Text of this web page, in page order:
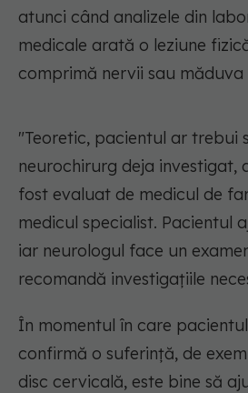
atunci când analizele din
medicale arată o leziune
comprimă nervii sau măduva
"Teoretic, pacientul ar trebui
neurochirurg deja investigat,
fost evaluat de medicul de
medicul specialist. Pacientul
iar neurologul face un
recomandă investigațiile
În momentul în care
confirmă o suferință, de
disc cervicală, este bine să